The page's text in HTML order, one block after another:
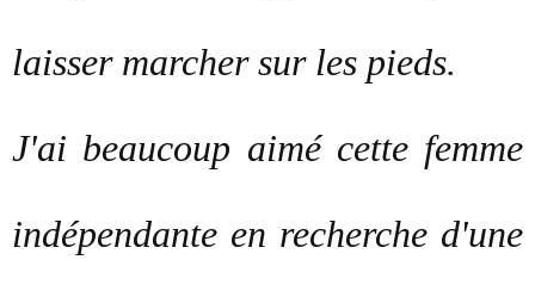
laisser marcher sur les pieds.
J'ai beaucoup aimé cette femme
indépendante en recherche d'une